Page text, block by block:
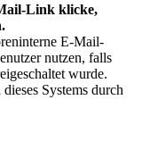
Link klicke,
E-Mail-
nutzen, falls
wurde.
Systems durch